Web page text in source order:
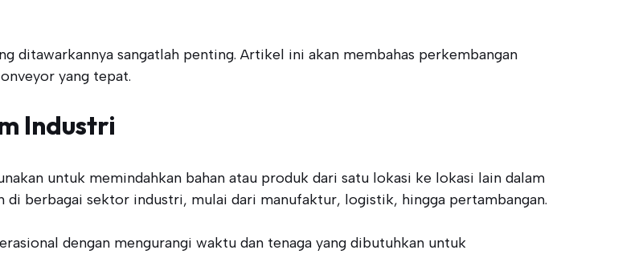
ditawarkannya sangatlah penting. Artikel ini akan membahas perkembangan
yang tepat.
Industri
untuk memindahkan bahan atau produk dari satu lokasi ke lokasi lain dalam
di berbagai sektor industri, mulai dari manufaktur, logistik, hingga pertambangan.
dengan mengurangi waktu dan tenaga yang dibutuhkan untuk